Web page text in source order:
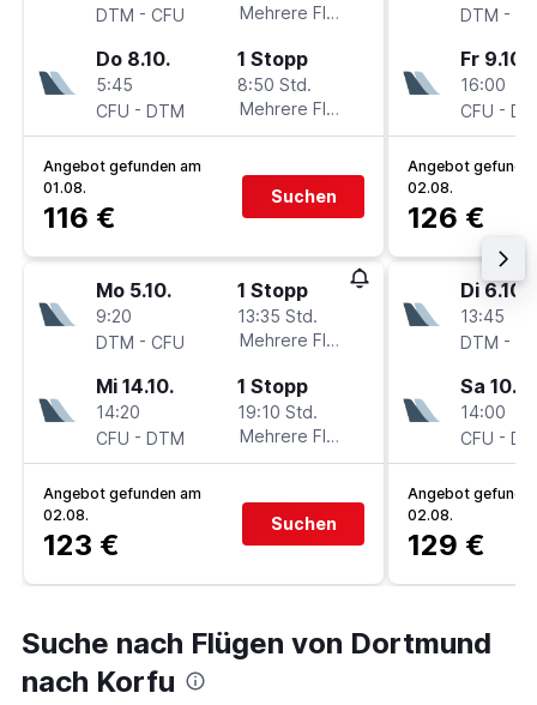
DTM - CFU
Mehrere Fluglinien
Do 8.10.
5:45
CFU - DTM
1 Stopp
8:50 Std.
Mehrere Fluglinien
Angebot gefunden am
01.08.
116 €
Suchen
Mo 5.10.
9:20
DTM - CFU
1 Stopp
13:35 Std.
Mehrere Fluglinien
Mi 14.10.
14:20
CFU - DTM
1 Stopp
19:10 Std.
Mehrere Fluglinien
Angebot gefunden am
02.08.
123 €
Suchen
DTM -
Fr 9.10.
16:00
CFU -
Angebot
02.08.
126 €
Di 6.10.
13:45
DTM -
Sa
14:00
CFU -
Angebot
02.08.
129 €
Suche nach Flügen von Dortmund
nach Korfu